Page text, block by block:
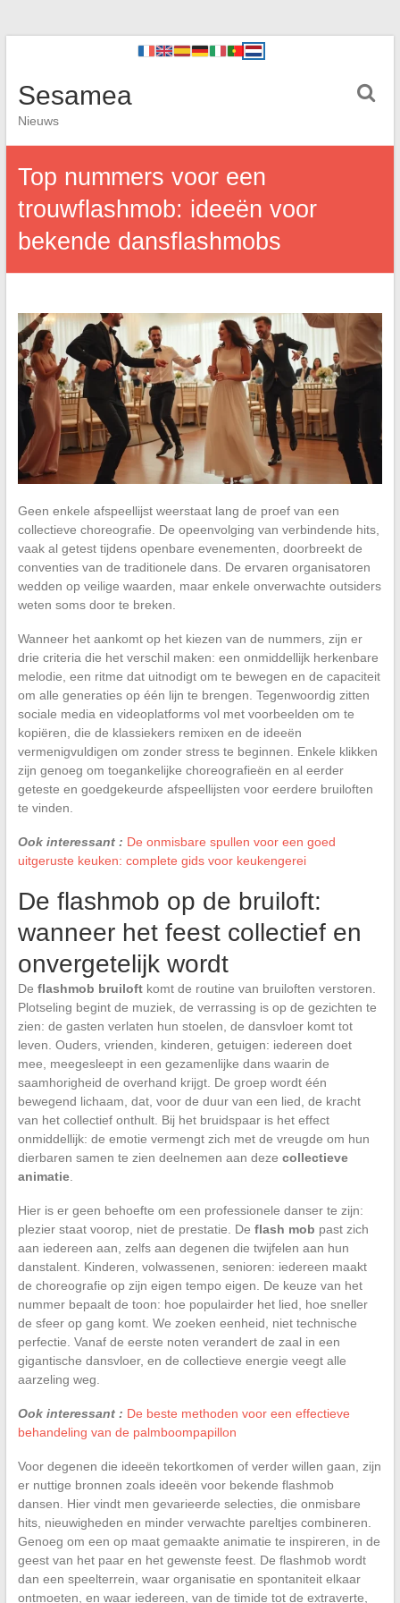
Sesamea
Nieuws
Top nummers voor een
trouwflashmob: ideeën voor
bekende dansflashmobs
Geen enkele afspeellijst weerstaat lang de proef van een
collectieve choreografie. De opeenvolging van verbindende hits,
vaak al getest tijdens openbare evenementen, doorbreekt de
conventies van de traditionele dans. De ervaren organisatoren
wedden op veilige waarden, maar enkele onverwachte outsiders
weten soms door te breken.
Wanneer het aankomt op het kiezen van de nummers, zijn er
drie criteria die het verschil maken: een onmiddellijk herkenbare
melodie, een ritme dat uitnodigt om te bewegen en de capaciteit
om alle generaties op één lijn te brengen. Tegenwoordig zitten
sociale media en videoplatforms vol met voorbeelden om te
kopiëren, die de klassiekers remixen en de ideeën
vermenigvuldigen om zonder stress te beginnen. Enkele klikken
zijn genoeg om toegankelijke choreografieën en al eerder
geteste en goedgekeurde afspeellijsten voor eerdere bruiloften
te vinden.
Ook interessant : De onmisbare spullen voor een goed
uitgeruste keuken: complete gids voor keukengerei
De flashmob op de bruiloft:
wanneer het feest collectief en
onvergetelijk wordt
De flashmob bruiloftkomt de routine van bruiloften verstoren.
Plotseling begint de muziek, de verrassing is op de gezichten te
zien: de gasten verlaten hun stoelen, de dansvloer komt tot
leven. Ouders, vrienden, kinderen, getuigen: iedereen doet
mee, meegesleept in een gezamenlijke dans waarin de
saamhorigheid de overhand krijgt. De groep wordt één
bewegend lichaam, dat, voor de duur van een lied, de kracht
van het collectief onthult. Bij het bruidspaar is het effect
onmiddellijk: de emotie vermengt zich met de vreugde om hun
dierbaren samen te zien deelnemen aan deze collectieve
animatie.
Hier is er geen behoefte om een professionele danser te zijn:
plezier staat voorop, niet de prestatie. De flash mob past zich
aan iedereen aan, zelfs aan degenen die twijfelen aan hun
danstalent. Kinderen, volwassenen, senioren: iedereen maakt
de choreografie op zijn eigen tempo eigen. De keuze van het
nummer bepaalt de toon: hoe populairder het lied, hoe sneller
de sfeer op gang komt. We zoeken eenheid, niet technische
perfectie. Vanaf de eerste noten verandert de zaal in een
gigantische dansvloer, en de collectieve energie veegt alle
aarzeling weg.
Ook interessant : De beste methoden voor een effectieve
behandeling van de palmboompapillon
Voor degenen die ideeën tekortkomen of verder willen gaan, zijn
er nuttige bronnen zoals ideeën voor bekende flashmob
dansen. Hier vindt men gevarieerde selecties, die onmisbare
hits, nieuwigheden en minder verwachte pareltjes combineren.
Genoeg om een op maat gemaakte animatie te inspireren, in de
geest van het paar en het gewenste feest. De flashmob wordt
dan een speelterrein, waar organisatie en spontaniteit elkaar
ontmoeten, en waar iedereen, van de timide tot de extraverte,